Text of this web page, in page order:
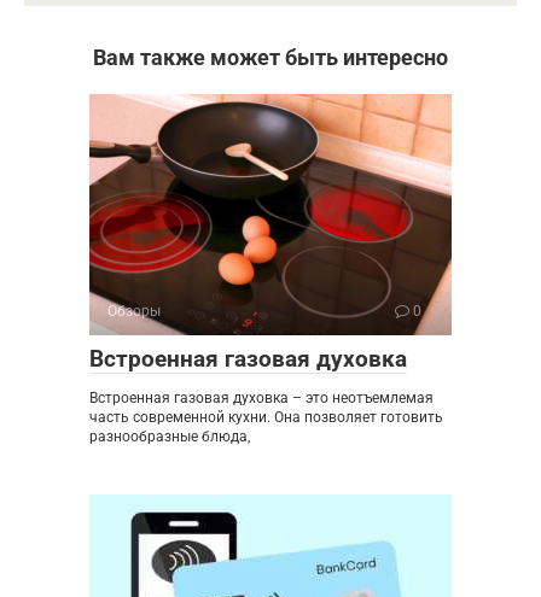
Вам также может быть интересно
Обзоры 0
Встроенная газовая духовка
Встроенная газовая духовка – это неотъемлемая
часть современной кухни. Она позволяет готовить
разнообразные блюда,